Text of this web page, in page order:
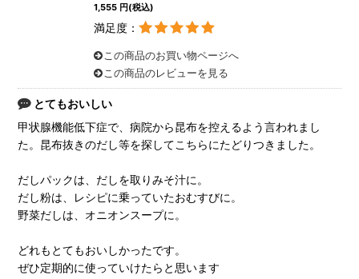
1,555 円(税込)
満足度：
この商品のお買い物ページへ
この商品のレビューを見る
とてもおいしい
甲状腺機能低下症で、病院から昆布を控えるよう言われまし
た。昆布抜きのだし等を探してこちらにたどりつきました。
だしパックは、だしを取りみそ汁に。
だし粉は、レシピに乗っていたおむすびに。
野菜だしは、オニオンスープに。
どれもとてもおいしかったです。
ぜひ定期的に使っていけたらと思います